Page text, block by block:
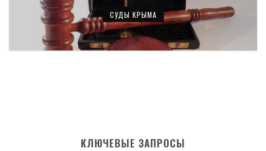
СУДЫ КРЫМА
КЛЮЧЕВЫЕ ЗАПРОСЫ